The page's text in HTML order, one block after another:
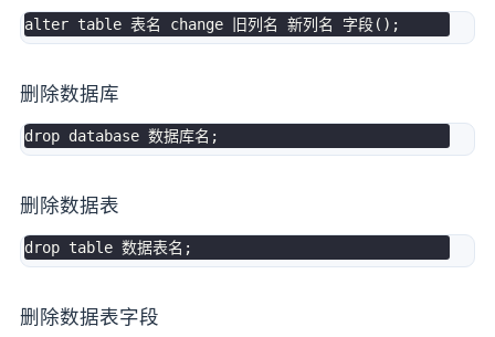
alter table 表名 change 旧列名 新列名 字段( ) ;
删除数据库
drop database 数据库名 ;
删除数据表
drop table 数据表名 ;
删除数据表字段